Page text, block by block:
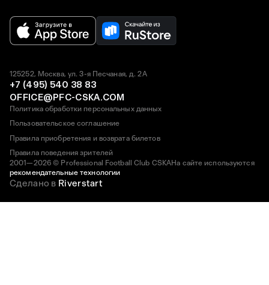
2001—2026 © Professional Football Club CSKAНа сайте используются
рекомендательные технологии
125252, Москва, ул. 3-я Песчаная, д. 2А
+7 (495) 540 38 83
OFFICE@PFC-CSKA.COM
Политика обработки персональных данных
Пользовательское соглашение
Правила приобретения и возврата билетов
Правила поведения зрителей
Сделано в Riverstart